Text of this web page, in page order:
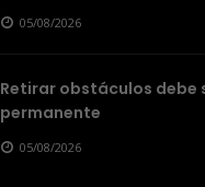
05/08/2026
Retirar obstáculos debe
permanente
05/08/2026